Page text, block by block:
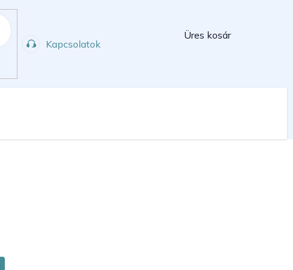
Kapcsolatok
Kosár
Üres kosár